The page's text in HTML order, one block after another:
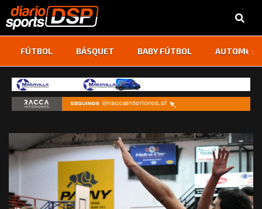
FÚTBOL BÁSQUET BABY FÚTBOL ‹ ›